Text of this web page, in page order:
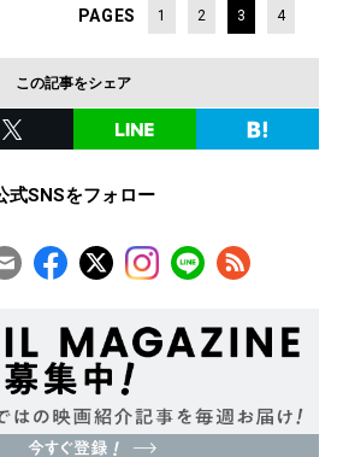
PAGES 1 2 3 4
この記事をシェア
式SNSをフォロー